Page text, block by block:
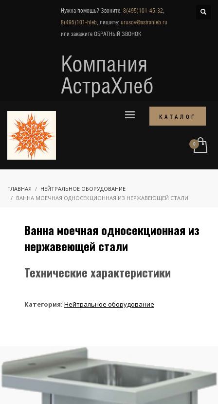
Нужна помощь? Звоните: 8(495)101-45-32,
8(495)101-hleb, пишите: urusov@astrahleb.ru
или закажите ОБРАТНЫЙ ЗВОНОК
Компания
АстраХлеб
КАТАЛОГ
ГЛАВНАЯ
НЕЙТРАЛЬНОЕ ОБОРУДОВАНИЕ
ВАННА МОЕЧНАЯ ОДНОСЕКЦИОННАЯ ИЗ НЕРЖАВЕЮЩЕЙ СТАЛИ
Ванна моечная односекционная из
нержавеющей стали
Технические характеристики
Категория: Нейтральное оборудование